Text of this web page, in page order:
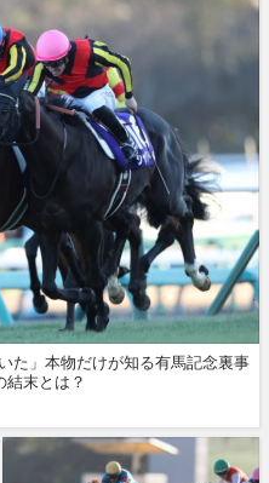
た」本物だけが知る有馬記念裏事
結末とは？